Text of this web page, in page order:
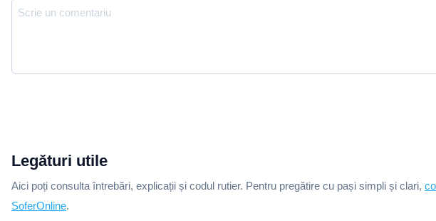
Legături utile
Aici poți consulta întrebări, explicații și codul rutier. Pentru pregătire cu pași simpli și clari,
SoferOnline.